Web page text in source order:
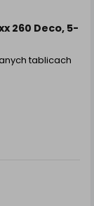
260 Deco, 5-
tablicach